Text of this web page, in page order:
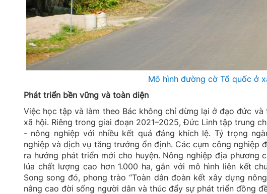
Mô hình đường cờ Tổ quốc ở
Phát triển bền vững và toàn diện
Việc học tập và làm theo Bác không chỉ dừng lại ở đạo đức
xã hội. Riêng trong giai đoạn 2021–2025, Đức Linh tập trung
- nông nghiệp với nhiều kết quả đáng khích lệ. Tỷ trọng
nghiệp và dịch vụ tăng trưởng ổn định. Các cụm công
ra hướng phát triển mới cho huyện. Nông nghiệp địa phương
lúa chất lượng cao hơn 1.000 ha, gắn với mô hình liên kết
Song song đó, phong trào “Toàn dân đoàn kết xây dựng
nâng cao đời sống người dân và thúc đẩy sự phát triển đồng